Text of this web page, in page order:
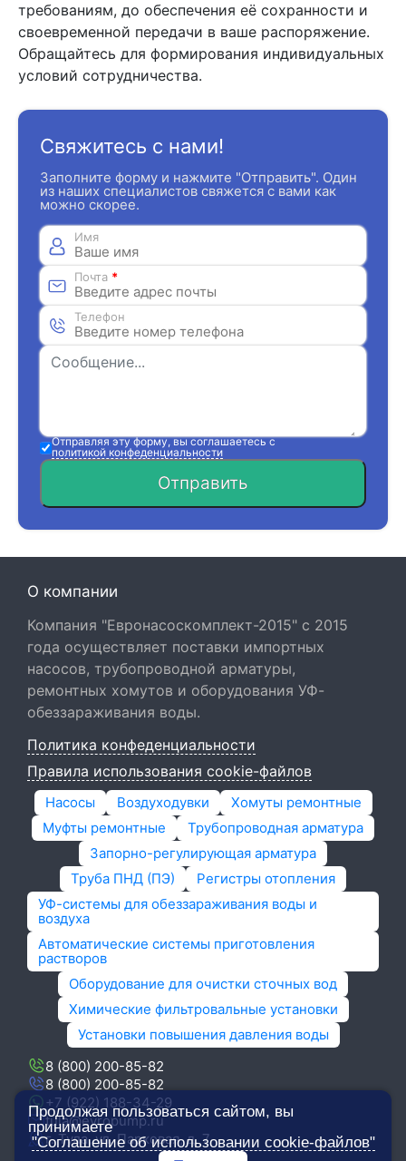
требованиям, до обеспечения её сохранности и
своевременной передачи в ваше распоряжение.
Обращайтесь для формирования индивидуальных
условий сотрудничества.
Свяжитесь с нами!
Заполните форму и нажмите "Отправить". Один
из наших специалистов свяжется с вами как
можно скорее.
Имя
Почта *
Телефон
Отправляя эту форму, вы соглашаетесь с
политикой конфеденциальности
Отправить
О компании
Компания "Евронасоскомплект-2015" с 2015
года осуществляет поставки импортных
насосов, трубопроводной арматуры,
ремонтных хомутов и оборудования УФ-
обеззараживания воды.
Политика конфеденциальности
Правила использования cookie-файлов
Насосы Воздуходувки
Хомуты ремонтные
Муфты ремонтные
Трубопроводная арматура
Запорно-регулирующая арматура
Труба ПНД (ПЭ)
Регистры отопления
УФ-системы для обеззараживания воды и
воздуха
Автоматические системы приготовления
растворов
Оборудование для очистки сточных вод
Химические фильтровальные установки
Установки повышения давления воды
8 (800) 200-85-82
8 (800) 200-85-82
+7 (922) 188-34-29
tula@evropump.ru
г. Тула,​ ул. Парковая, д. 7
Продолжая пользоваться сайтом, вы
принимаете
"Соглашение об использовании cookie-файлов"